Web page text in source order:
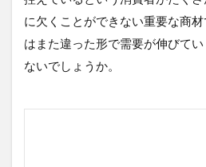
に欠くことができない重要な商
はまた違った形で需要が伸びて
ないでしょうか。